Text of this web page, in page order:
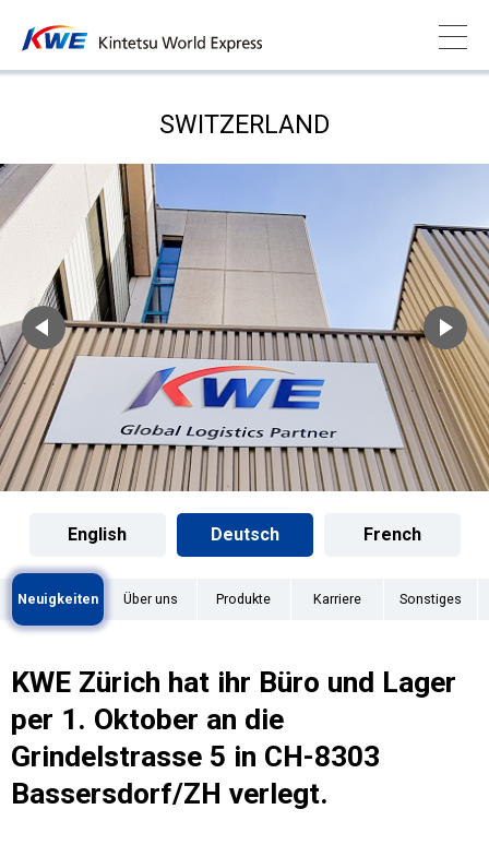
SWITZERLAND
English Deutsch French
Neuigkeiten Über uns Produkte Karriere Sonstiges
KWE Zürich hat ihr Büro und Lager
per 1. Oktober an die
Grindelstrasse 5 in CH-8303
Bassersdorf/ZH verlegt.